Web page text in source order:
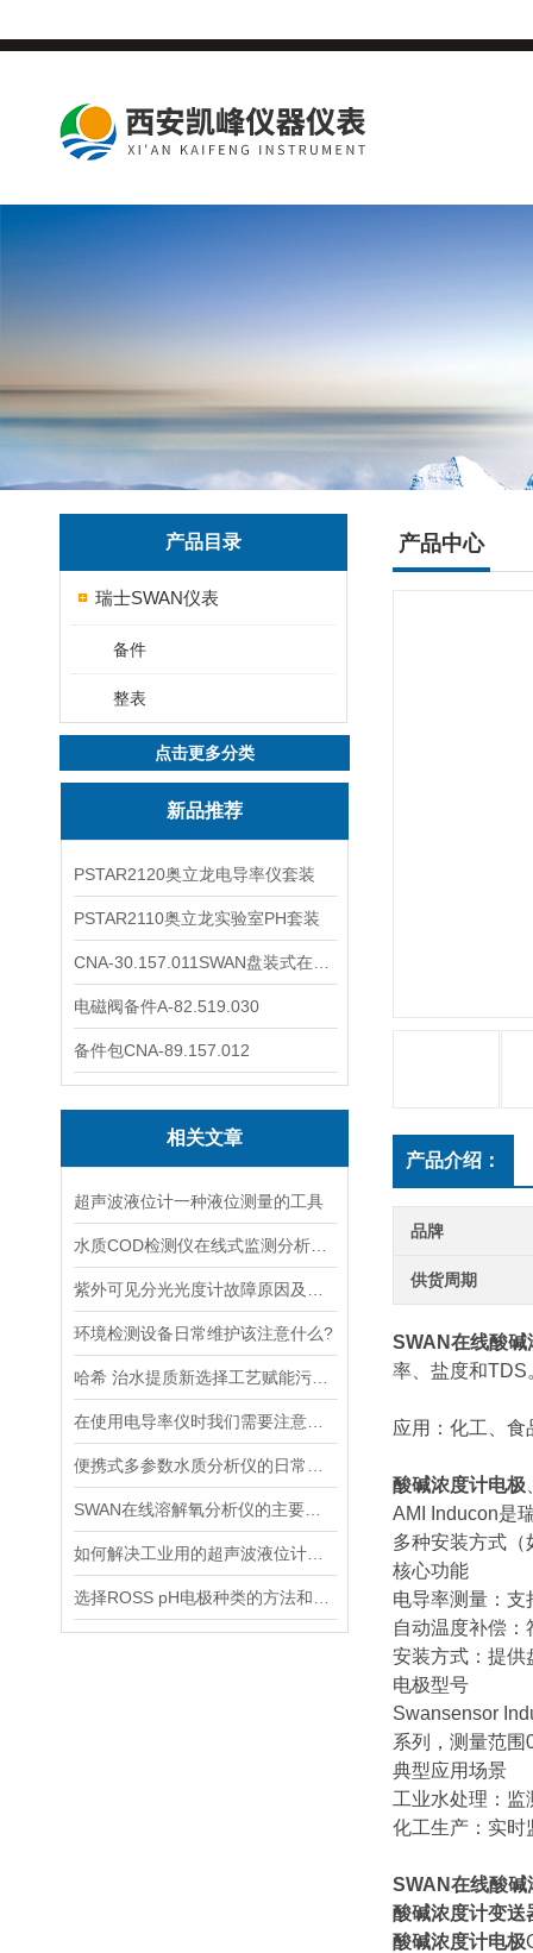
产品目录
瑞士SWAN仪表
备件
整表
点击更多分类
新品推荐
PSTAR2120奥立龙电导率仪套装
PSTAR2110奥立龙实验室PH套装
电磁阀备件A-82.519.030
备件包CNA-89.157.012
相关文章
超声波液位计一种液位测量的工具
环境检测设备日常维护该注意什么?
产品中心
产品介绍：
品牌
供货周期
SWAN在线酸碱
率、盐度和TDS
应用：化工、
酸碱浓度计电极
AMI Inducon是
多种安装方式（
核心功能
电导率测量：
自动温度补偿
安装方式：提供
电极型号
Swansensor
系列，测量范围
典型应用场景
工业水处理：监
化工生产：实时
SWAN在线酸碱
酸碱浓度计变送
酸碱浓度计电极